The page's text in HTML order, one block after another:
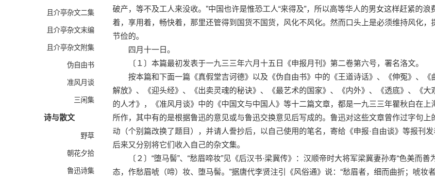
且介亭杂文二集
且介亭杂文末编
且介亭杂文附集
伪自由书
准风月谈
三闲集
诗与散文
野草
朝花夕拾
鲁迅诗集
破产，等不及工人来没收。”中国也许是惟恐工人“来得及”，所以高等华人的男女这样赶紧的浪
着，享用着，畅快着，那里还管得到国货不国货，风化不风化。然而口头上是必须维持风化，
节俭的。
四月十一日。
〔１〕本篇最初发表于一九三三年六月十五日《申报月刊》第二卷第六号，署名洛文。
按本篇和下面一篇《真假堂吉诃德》以及《伪自由书》中的《王道诗话》、《伸冤》、《
解放》、《迎头经》、《出卖灵魂的秘诀》、《最艺术的国家》、《内外》、《透底》、《大
的人才》，《准风月谈》中的《中国文与中国人》等十二篇文章，都是一九三三年瞿秋白在上
所作，其中有的是根据鲁迅的意见或与鲁迅交换意见后写成的。鲁迅对这些文章曾作过字句上
动（个别篇改换了题目），并请人誊抄后，以自己使用的笔名，寄给《申报·自由谈》等报刊发
后来又分别将它们收入自己的杂文集。
〔２〕“堕马髻”、“愁眉啼妆”见《后汉书·梁冀传》：汉顺帝时大将军梁冀妻孙寿“色美而善
态，作愁眉唬（啼）妆、堕马髻。”据唐代李贤注引《风俗通》说：“愁眉者，细而曲折；唬妆